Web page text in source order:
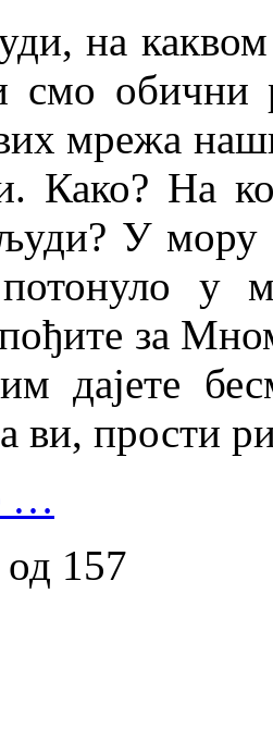
на
смо обични
мрежа
Како? На
У мору
потонуло у
за
дајете
ви, прости
…
157